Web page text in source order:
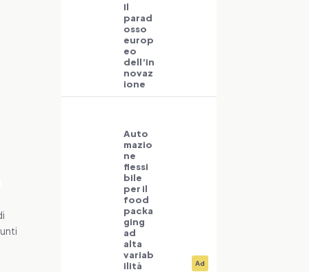
Il
parad
osso
europ
eo
dell’in
novaz
ione
Auto
mazio
ne
flessi
bile
per il
food
packa
ging
ad
alta
variab
ilità
Ad